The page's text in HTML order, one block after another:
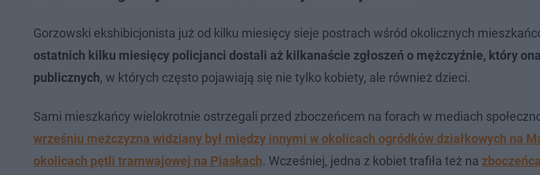
Gorzowski ekshibicjonista już od kilku miesięcy sieje postrach wśród okolicznych
ostatnich kilku miesięcy policjanci dostali aż kilkanaście zgłoszeń o mężczyźnie, który
publicznych, w których często pojawiają się nie tylko kobiety, ale również dzieci.
Sami mieszkańcy wielokrotnie ostrzegali przed zboczeńcem na forach w mediach
wrześniu mężczyzna widziany był między innymi w okolicach ogródków działkowych na
okolicach pętli tramwajowej na Piaskach. Wcześniej, jedna z kobiet trafiła też na